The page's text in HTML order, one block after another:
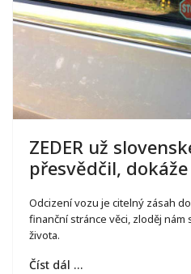
ZEDER už
přesvědčil,
Odcizení vozu je citelný zásah
finanční stránce věci, zloděj nám
života.
Číst dál …